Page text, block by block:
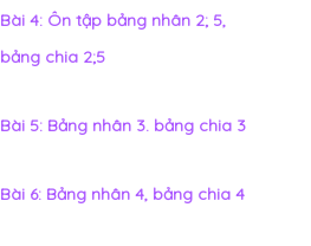
Bài 4: Ôn tập bảng nhân 2; 5,
bảng chia 2;5
Bài 5: Bảng nhân 3. bảng chia 3
Bài 6: Bảng nhân 4, bảng chia 4